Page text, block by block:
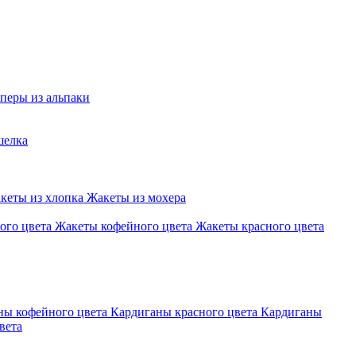
из альпаки
из хлопка Жакеты из мохера
цвета Жакеты кофейного цвета Жакеты красного цвета
кофейного цвета Кардиганы красного цвета Кардиганы